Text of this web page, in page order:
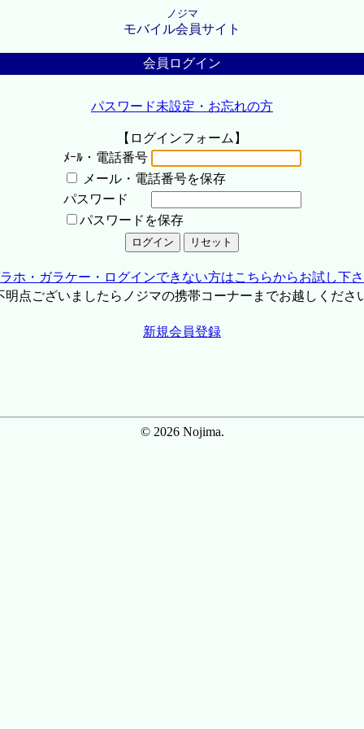
ノジマ
モバイル会員サイト
会員ログイン
パスワード未設定・お忘れの方
【ログインフォーム】
ﾒｰﾙ・電話番号
メール・電話番号を保存
パスワード
パスワードを保存
ホ・ガラケー・ログインできない方はこちらからお試し下
点ございましたらノジマの携帯コーナーまでお越しくださ
新規会員登録
© 2026 Nojima.